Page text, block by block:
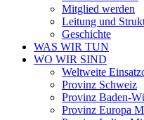
Mitglied werden
Leitung und
Geschichte
WAS WIR TUN
WO WIR SIND
Weltweite
Provinz Schweiz
Provinz Baden-
Provinz Europa